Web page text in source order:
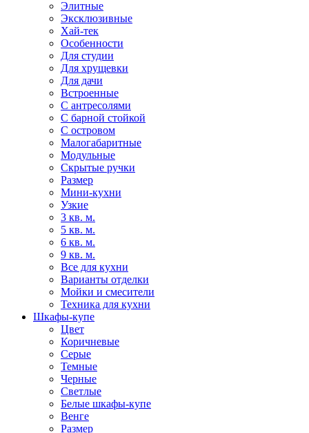
Элитные
Эксклюзивные
Хай-тек
Особенности
Для студии
Для хрущевки
Для дачи
Встроенные
С антресолями
С барной стойкой
С островом
Малогабаритные
Модульные
Скрытые ручки
Размер
Мини-кухни
Узкие
3 кв. м.
5 кв. м.
6 кв. м.
9 кв. м.
Все для кухни
Варианты отделки
Мойки и смесители
Техника для кухни
Шкафы-купе
Цвет
Коричневые
Серые
Темные
Черные
Светлые
Белые шкафы-купе
Венге
Размер